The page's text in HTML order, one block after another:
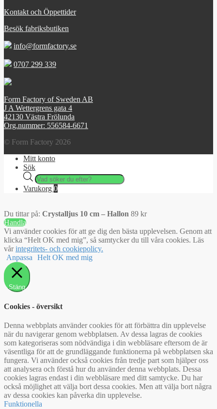
Kontakt och Öppettider
Besök fabriksbutiken
info@formfactory.se
0707 299 339
Form Factory of Sweden AB
J A Wettergrens gata 4
42130 Västra Frölunda
Org.nummer: 556584-6671
© Form Factory 2026
Mitt konto
Sök
Products
search
Varukorg 0
Du tittar på: Crystalljus 10 cm – Hallon 89 kr
Handla
Vi använder cookies för att ge dig den bästa upplevelsen. Genom att
klicka “Helt OK med mig”, så samtycker du till våra cookies. Läs
vårintegritets- och cookiepolicy.
Anpassa
Helt OK med mig
Stäng
Cookies - översikt
Denna webbplats använder cookies för att förbättra din upplevelse
när du navigerar genom webbplatsen. Av dessa lagras de cookies
som kategoriseras som nödvändiga i din webbläsare eftersom de är
väsentliga för att de grundläggande funktionerna på webbplatsen ska
fungera. Vi använder också cookies från tredje part som hjälper oss
att analysera och förstå hur du använder denna webbplats. Dessa
cookies lagras endast i din webbläsare med ditt samtycke. Du har
också möjlighet att välja bort dessa cookies. Men att välja bort några
av dessa cookies kan påverka din upplevelse.
Funktionella